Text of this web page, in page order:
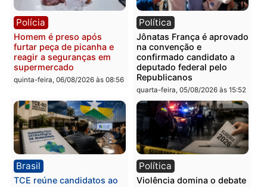
Polícia
Homem é esfaqueado no
tórax durante briga com
vizinho no bairro Ulysses
Guimarães
quinta-feira, 06/08/2026 às 09:24
Polícia
Três suspeitos ligados a
facção criminosa são
presos por receptação e
adulteração de veículos
em Porto Velho
Polícia Polícia